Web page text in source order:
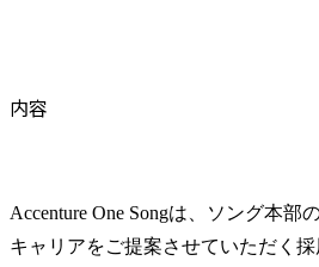
内容
Accenture One Songは、ソング本部
キャリアをご提案させていただく採